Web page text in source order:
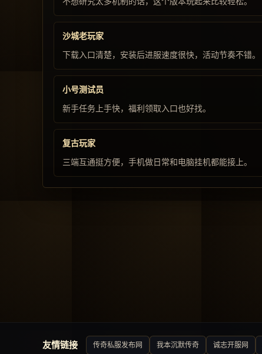
沙城老玩家
下载入口清楚，安装后进服速度很快，活动节奏不错。
小号测试员
新手任务上手快，福利领取入口也好找。
复古玩家
三端互通挺方便，手机做日常和电脑挂机都能接上。
友情链接 传奇私服发布网 我本沉默传奇 诚志开服网